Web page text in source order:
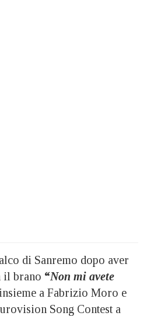
di Sanremo dopo aver
il brano “Non mi avete
a Fabrizio Moro e
Song Contest a